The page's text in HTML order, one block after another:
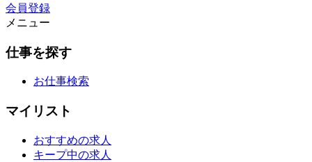
会員登録
メニュー
仕事を探す
お仕事検索
マイリスト
おすすめの求人
キープ中の求人